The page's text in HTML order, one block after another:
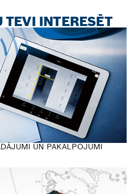
TEVI INTERESĒT
UN PAKALPOJUMI